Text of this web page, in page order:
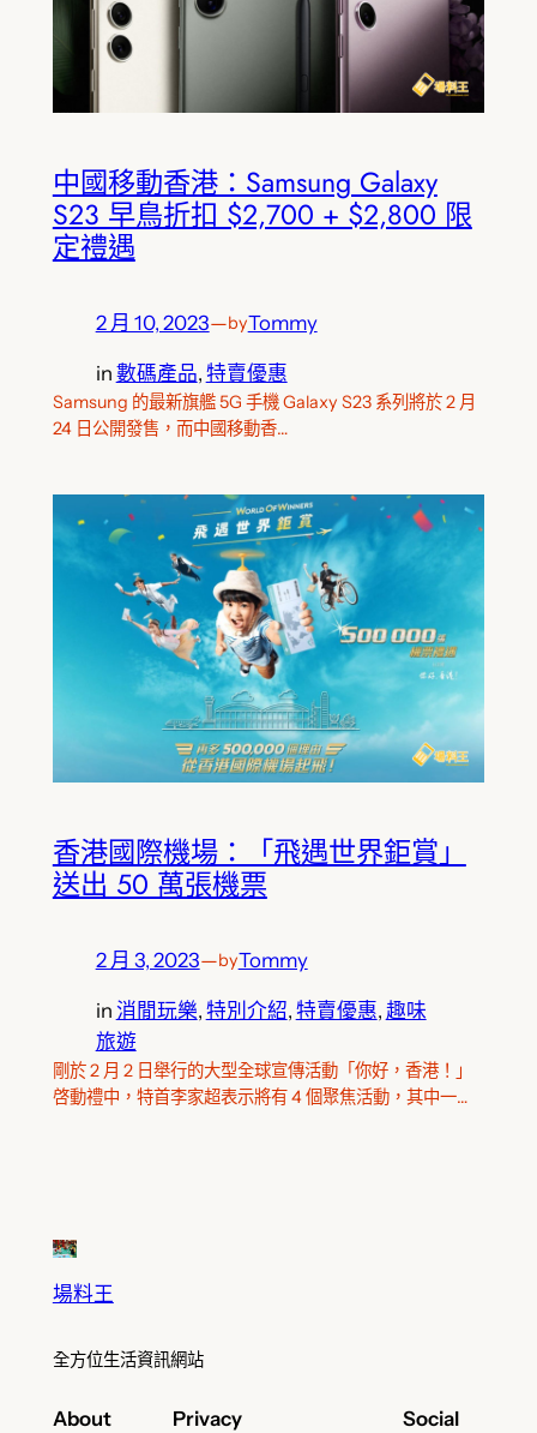
中國移動香港：Samsung Galaxy
S23 早鳥折扣 $2,700 + $2,800 限
定禮遇
2 月 10, 2023—byTommy
in 數碼產品, 特賣優惠
Samsung 的最新旗艦 5G 手機 Galaxy S23 系列將於 2 月
24 日公開發售，而中國移動香…
香港國際機場：「飛遇世界鉅賞」
送出 50 萬張機票
2 月 3, 2023—byTommy
in 消閒玩樂, 特別介紹, 特賣優惠, 趣味
旅遊
剛於 2 月 2 日舉行的大型全球宣傳活動「你好，香港！」
啓動禮中，特首李家超表示將有 4 個聚焦活動，其中一…
場料王
全方位生活資訊網站
About Privacy Social